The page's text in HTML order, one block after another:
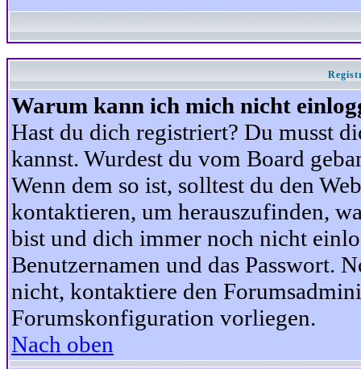
Warum kann ich mich nicht
Hast du dich registriert? Du musst
kannst. Wurdest du vom Board
Wenn dem so ist, solltest du den
kontaktieren, um herauszufinden,
bist und dich immer noch nicht
Benutzernamen und das Passwort.
nicht, kontaktiere den
Forumskonfiguration vorliegen.
Nach oben